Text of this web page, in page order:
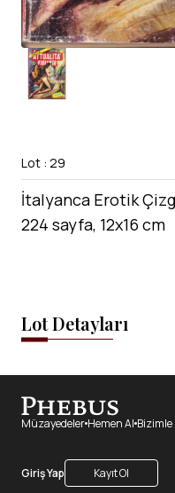
Lot : 29
İtalyanca Erotik
224 sayfa, 12x16 cm
Lot Detayları
Müzayedeler Hemen Al Bizimle
Giriş Yap Kayıt Ol